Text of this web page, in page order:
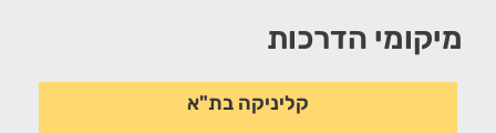
מיקומי הדרכות
קליניקה בת"א